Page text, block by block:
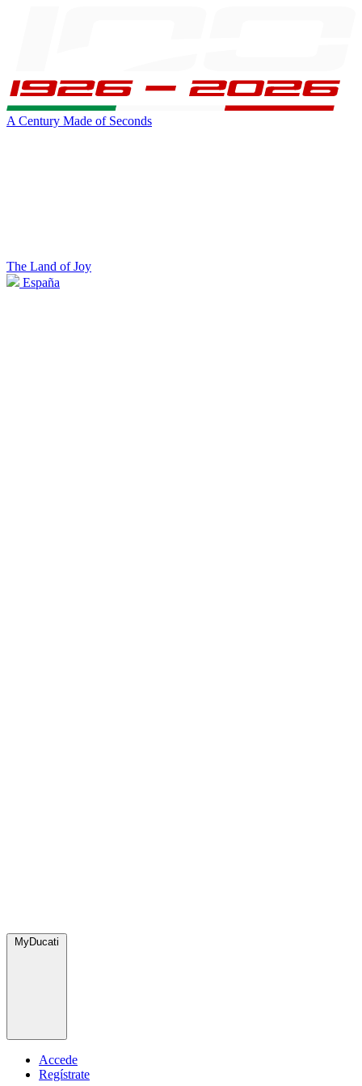
A Century Made of Seconds
The Land of Joy
España
MyDucati
Accede
Regístrate